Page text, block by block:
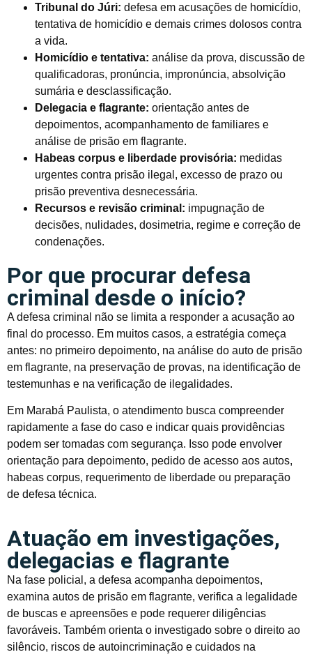
Tribunal do Júri: defesa em acusações de homicídio,
tentativa de homicídio e demais crimes dolosos contra
a vida.
Homicídio e tentativa: análise da prova, discussão de
qualificadoras, pronúncia, impronúncia, absolvição
sumária e desclassificação.
Delegacia e flagrante: orientação antes de
depoimentos, acompanhamento de familiares e
análise de prisão em flagrante.
Habeas corpus e liberdade provisória: medidas
urgentes contra prisão ilegal, excesso de prazo ou
prisão preventiva desnecessária.
Recursos e revisão criminal: impugnação de
decisões, nulidades, dosimetria, regime e correção de
condenações.
Por que procurar defesa
criminal desde o início?
A defesa criminal não se limita a responder a acusação ao
final do processo. Em muitos casos, a estratégia começa
antes: no primeiro depoimento, na análise do auto de prisão
em flagrante, na preservação de provas, na identificação de
testemunhas e na verificação de ilegalidades.
Em Marabá Paulista, o atendimento busca compreender
rapidamente a fase do caso e indicar quais providências
podem ser tomadas com segurança. Isso pode envolver
orientação para depoimento, pedido de acesso aos autos,
habeas corpus, requerimento de liberdade ou preparação
de defesa técnica.
Atuação em investigações,
delegacias e flagrante
Na fase policial, a defesa acompanha depoimentos,
examina autos de prisão em flagrante, verifica a legalidade
de buscas e apreensões e pode requerer diligências
favoráveis. Também orienta o investigado sobre o direito ao
silêncio, riscos de autoincriminação e cuidados na